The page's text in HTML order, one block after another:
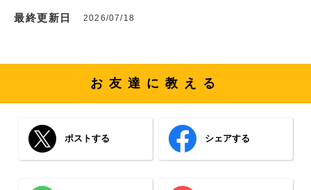
最終更新日 2026/07/18
お友達に教える
ポストする シェアする